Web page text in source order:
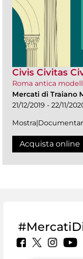
Civis Civitas
Roma antica
Mercati di Traiano
21/12/2019 - 22/11/
Acquista online